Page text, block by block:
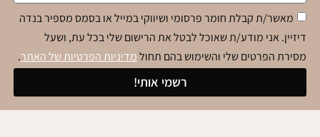
מאשר/ת קבלת חומר פרסומי ושיווקי במייל או בסמס מספיר בנדה
דיזיין. אני מודע/ת שאוכל לבטל את הרישום שלי בכל עת, ושעל
מסירת הפרטים שלי והשימוש בהם תחולמדיניות הפרטיות של האתר.
רשמי אותי!